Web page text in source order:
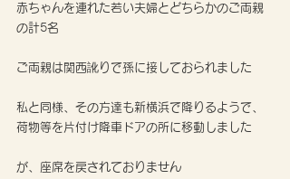
赤ちゃんを連れた若い夫婦とどちらかのご両親
の計5名
ご両親は関西訛りで孫に接しておられました
私と同様、その方達も新横浜で降りるようで、
荷物等を片付け降車ドアの所に移動しました
が、座席を戻されておりません